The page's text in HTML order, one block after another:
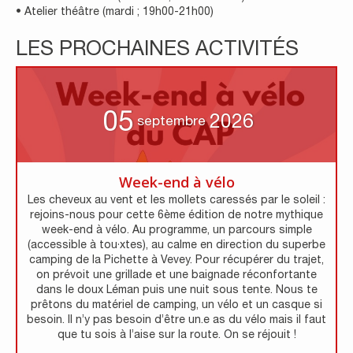
• Atelier théâtre (mardi ; 19h00-21h00)
LES PROCHAINES ACTIVITÉS
05 septembre 2026
Week-end à vélo
Les cheveux au vent et les mollets caressés par le soleil :
rejoins-nous pour cette 6ème édition de notre mythique
week-end à vélo. Au programme, un parcours simple
(accessible à tou·xtes), au calme en direction du superbe
camping de la Pichette à Vevey. Pour récupérer du trajet,
on prévoit une grillade et une baignade réconfortante
dans le doux Léman puis une nuit sous tente. Nous te
prêtons du matériel de camping, un vélo et un casque si
besoin. Il n’y pas besoin d’être un.e as du vélo mais il faut
que tu sois à l’aise sur la route. On se réjouit !